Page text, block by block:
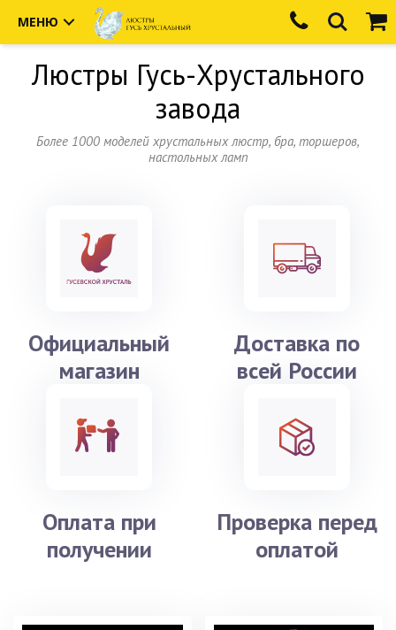
МЕНЮ
Люстры Гусь-Хрустального
завода
Более 1000 моделей хрустальных люстр, бра, торшеров,
настольных ламп
Официальный
магазин
Доставка по
всей России
Оплата при
получении
Проверка перед
оплатой